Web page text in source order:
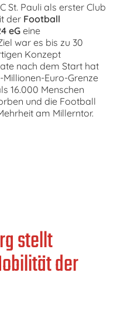
St. Pauli als erster Club
der Football
eG eine
war es bis zu 30
Konzept
nach dem Start hat
Euro-Grenze
16.000 Menschen
und die Football
am Millerntor.
stellt
der